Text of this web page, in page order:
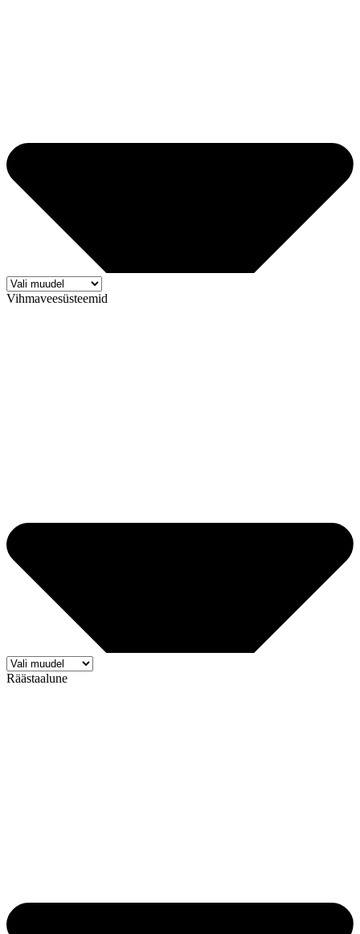
Vihmaveesüsteemid
Räästaalune